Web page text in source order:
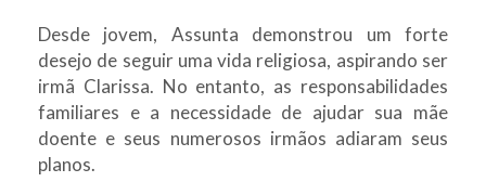
Desde jovem, Assunta demonstrou um forte
desejo de seguir uma vida religiosa, aspirando ser
irmã Clarissa. No entanto, as responsabilidades
familiares e a necessidade de ajudar sua mãe
doente e seus numerosos irmãos adiaram seus
planos.